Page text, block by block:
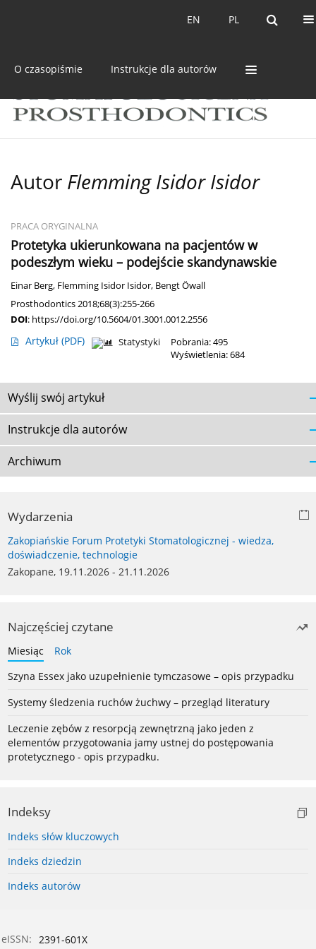
PL
EN PL
EN
O czasopiśmie Instrukcje dla autorów
Autor Flemming Isidor Isidor
PRACA ORYGINALNA
Protetyka ukierunkowana na pacjentów w
podeszłym wieku – podejście skandynawskie
Einar Berg, Flemming Isidor Isidor, Bengt Öwall
Prosthodontics 2018;68(3):255-266
DOI: https://doi.org/10.5604/01.3001.0012.2556
Artykuł (PDF) Statystyki
Pobrania: 495
Wyświetlenia: 684
Wyślij swój artykuł
Instrukcje dla autorów
Archiwum
Wydarzenia
Zakopiańskie Forum Protetyki Stomatologicznej - wiedza,
doświadczenie, technologie
Zakopane, 19.11.2026 - 21.11.2026
Najczęściej czytane
Miesiąc
Rok
Szyna Essex jako uzupełnienie tymczasowe – opis przypadku
Systemy śledzenia ruchów żuchwy – przegląd literatury
Leczenie zębów z resorpcją zewnętrzną jako jeden z
elementów przygotowania jamy ustnej do postępowania
protetycznego - opis przypadku.
Indeksy
Indeks słów kluczowych
Indeks dziedzin
Indeks autorów
eISSN: 2391-601X